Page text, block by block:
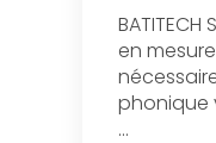
en
phonique
...